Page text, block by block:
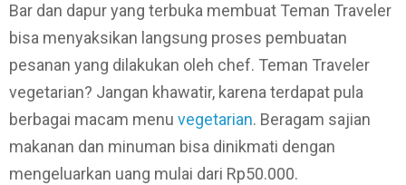
Bar dan dapur yang terbuka membuat Teman Traveler
bisa menyaksikan langsung proses pembuatan
pesanan yang dilakukan oleh chef. Teman Traveler
vegetarian? Jangan khawatir, karena terdapat pula
berbagai macam menu vegetarian. Beragam sajian
makanan dan minuman bisa dinikmati dengan
mengeluarkan uang mulai dari Rp50.000.